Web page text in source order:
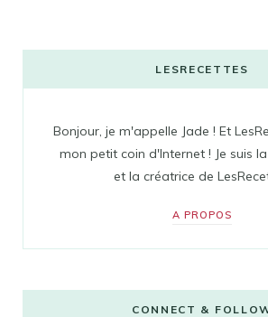
LESRECETTES
Bonjour, je m'appelle Jade ! Et
mon petit coin d'Internet ! Je suis
et la créatrice de
A PROPOS
CONNECT &